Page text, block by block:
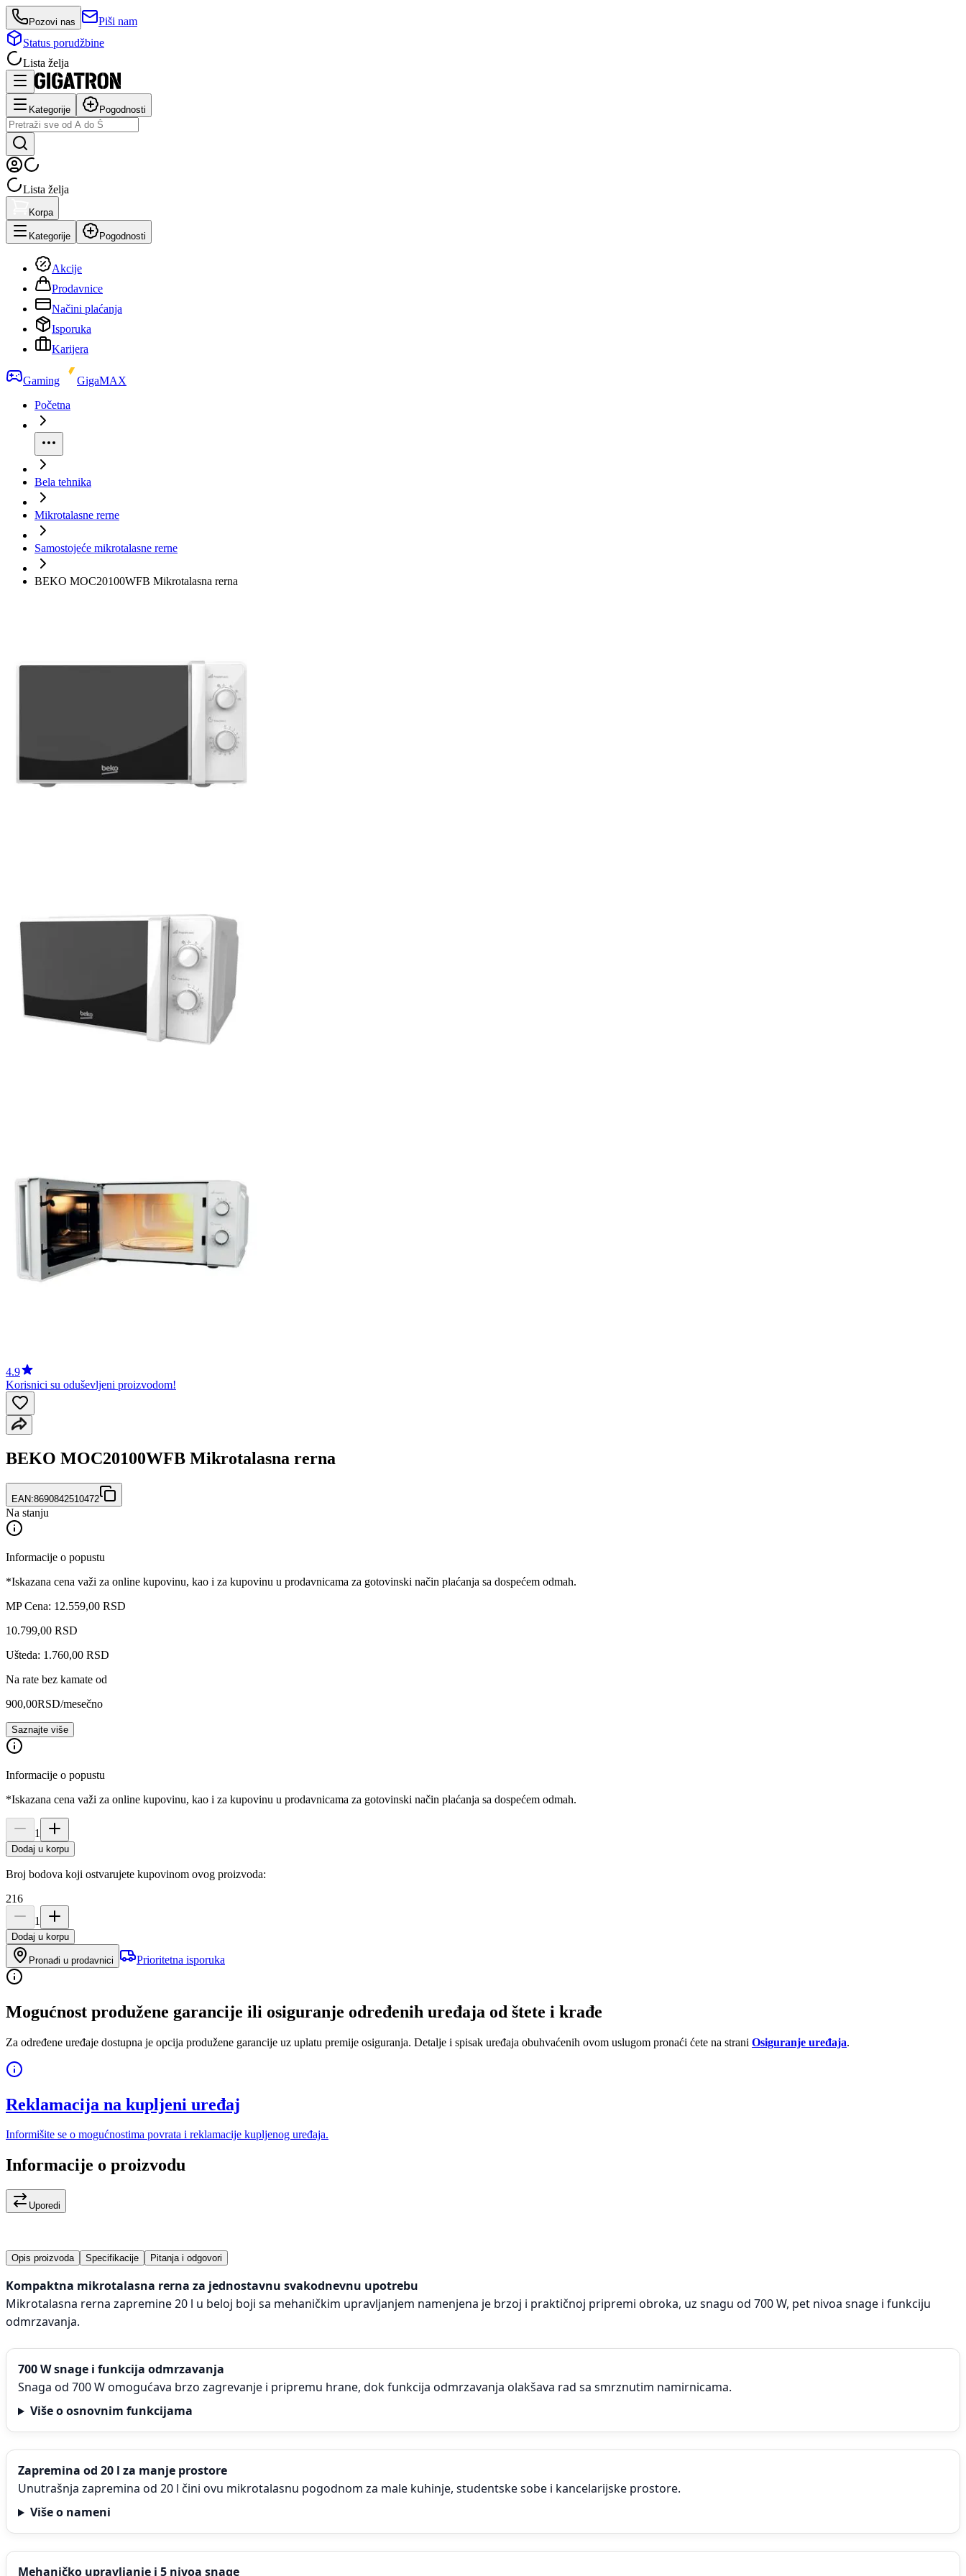
Pozovi nas
Piši nam
Status porudžbine
Lista želja
Kategorije Pogodnosti
Lista želja
Korpa
Kategorije Pogodnosti
Akcije
Prodavnice
Načini plaćanja
Isporuka
Karijera
Gaming
GigaMAX
Početna
Bela tehnika
Mikrotalasne rerne
Samostojeće mikrotalasne rerne
BEKO MOC20100WFB Mikrotalasna rerna
4.9
Korisnici su oduševljeni proizvodom!
BEKO MOC20100WFB Mikrotalasna rerna
EAN:8690842510472
Na stanju
Informacije o popustu
*Iskazana cena važi za online kupovinu, kao i za kupovinu u prodavnicama za gotovinski način plaćanja sa dospećem odmah.
MP Cena: 12.559,00 RSD
10.799,00 RSD
Ušteda: 1.760,00 RSD
Na rate bez kamate od
900,00RSD/mesečno
Saznajte više
Informacije o popustu
*Iskazana cena važi za online kupovinu, kao i za kupovinu u prodavnicama za gotovinski način plaćanja sa dospećem odmah.
1
Dodaj u korpu
Broj bodova koji ostvarujete kupovinom ovog proizvoda:
216
1
Dodaj u korpu
Pronađi u prodavnici Prioritetna isporuka
Mogućnost produžene garancije ili osiguranje određenih uređaja od štete i krađe
Za određene uređaje dostupna je opcija produžene garancije uz uplatu premije osiguranja. Detalje i spisak uređaja obuhvaćenih ovom uslugom pronaći ćete na strani Osiguranje uređaja.
Reklamacija na kupljeni uređaj
Informišite se o mogućnostima povrata i reklamacije kupljenog uređaja.
Informacije o proizvodu
Uporedi
Opis proizvoda Specifikacije Pitanja i odgovori
Kompaktna mikrotalasna rerna za jednostavnu svakodnevnu upotrebu
Mikrotalasna rerna zapremine 20 l u beloj boji sa mehaničkim upravljanjem namenjena je brzoj i praktičnoj pripremi obroka, uz snagu od 700 W, pet nivoa snage i funkciju
odmrzavanja.
700 W snage i funkcija odmrzavanja
Snaga od 700 W omogućava brzo zagrevanje i pripremu hrane, dok funkcija odmrzavanja olakšava rad sa smrznutim namirnicama.
Više o osnovnim funkcijama
Zapremina od 20 l za manje prostore
Unutrašnja zapremina od 20 l čini ovu mikrotalasnu pogodnom za male kuhinje, studentske sobe i kancelarijske prostore.
Više o nameni
Mehaničko upravljanje i 5 nivoa snage